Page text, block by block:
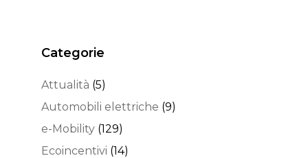
Categorie
Attualità (5)
Automobili elettriche (9)
e-Mobility (129)
Ecoincentivi (14)